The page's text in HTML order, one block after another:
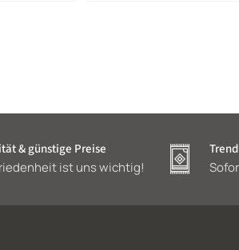
& günstige Preise
ist uns wichtig!